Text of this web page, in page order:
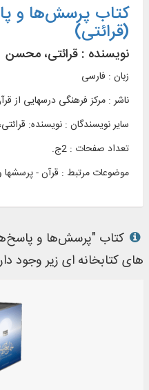
کتاب پرسش‌ها و
(قرائتی)
نویسنده : قرائتی، محسن
زبان : فارسی
ناشر : مرکز فرهنگی درسهایی از
سایر نویسندگان : نویسنده:
تعداد صفحات : 2ج.
موضوعات مرتبط : قرآن - پرسشها
کتاب "پرسش‌ها و
های کتابخانه ای زیر وجود